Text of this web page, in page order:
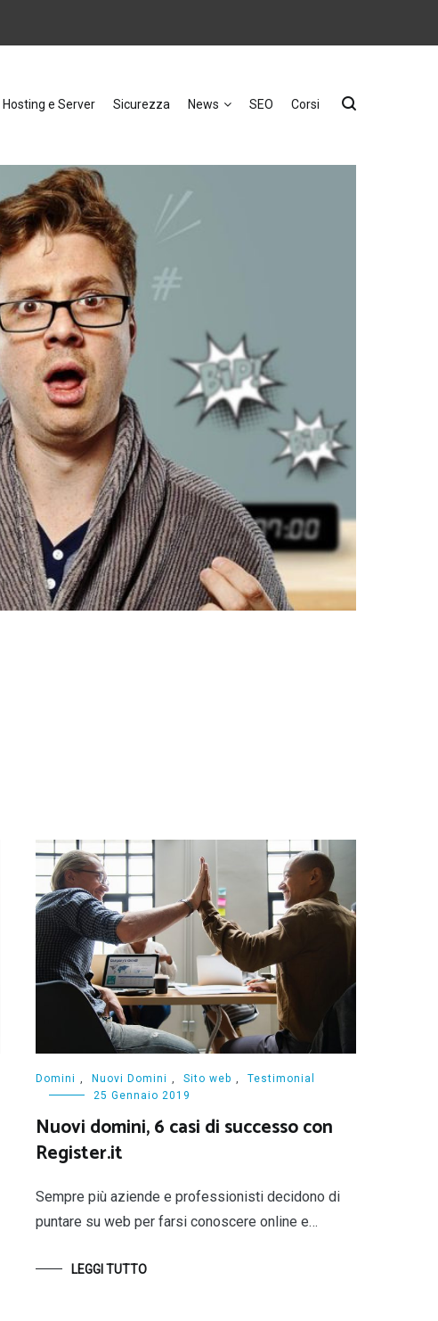
Hosting e Server Sicurezza News SEO Corsi
Domini , Nuovi Domini , Sito web ,
Testimonial
25 Gennaio 2019
Nuovi domini, 6 casi di successo con
Register.it
Sempre più aziende e professionisti decidono di
puntare su web per farsi conoscere online e…
LEGGI TUTTO